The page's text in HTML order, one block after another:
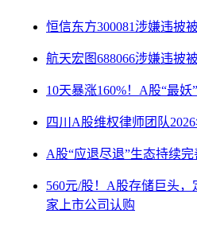
恒信东方300081涉嫌违披
航天宏图688066涉嫌违披
10天暴涨160%！A股“最
四川A股维权律师团队
A股“应退尽退”生态持续
560元/股！A股存储巨头
家上市公司认购